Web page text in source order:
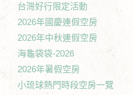
台灣好行限定活動
2026年國慶連假空房
2026年中秋連假空房
海龜袋袋-2026
2026年暑假空房
小琉球熱門時段空房一覽